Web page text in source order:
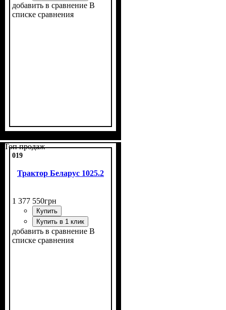
добавить в сравнение В
списке сравнения
Топ продаж
019
Трактор Беларус 1025.2
1 377 550грн
Купить
Купить в 1 клик
добавить в сравнение В
списке сравнения